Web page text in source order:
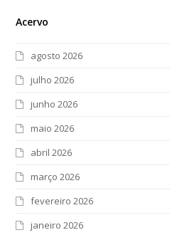
Acervo
agosto 2026
julho 2026
junho 2026
maio 2026
abril 2026
março 2026
fevereiro 2026
janeiro 2026